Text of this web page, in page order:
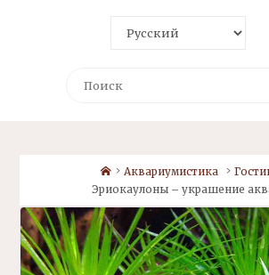
HomeАквариумистика
Эриокаулоны – украшение